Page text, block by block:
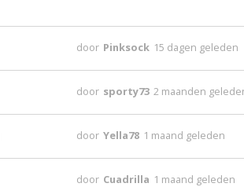
door Pinksock 15 dagen geleden
door sporty73 2 maanden
door Yella78 1 maand geleden
door Cuadrilla 1 maand geleden